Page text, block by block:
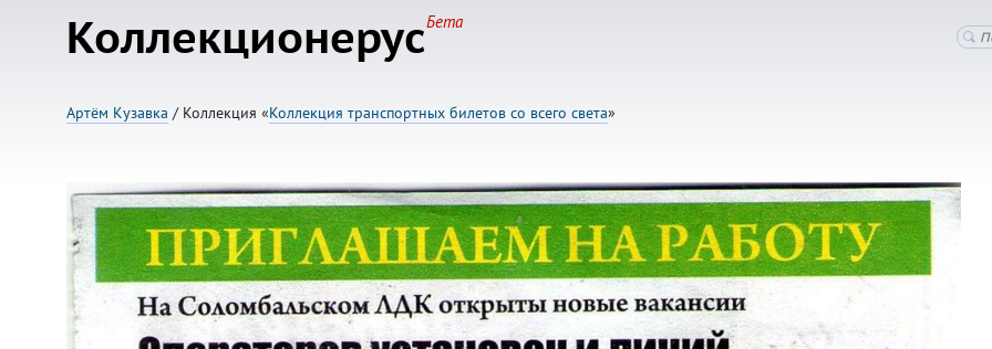
КоллекционерусБета
Артём Кузавка / Коллекция «Коллекция транспортных билетов со всего света»